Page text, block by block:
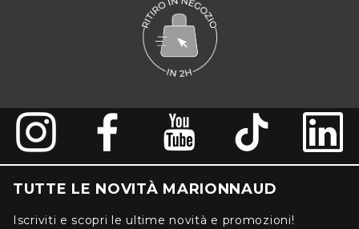
TUTTE LE NOVITÀ MARIONNAUD
Iscriviti e scopri le ultime novità e promozioni!